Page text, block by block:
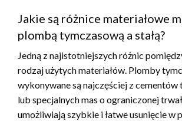
Jakie są różnice materiałowe
plombą tymczasową a stałą?
Jedną z najistotniejszych różnic
rodzaj użytych materiałów. Plomby
wykonywane są najczęściej z
lub specjalnych mas o ograniczonej
umożliwiają szybkie i łatwe usunięcie w